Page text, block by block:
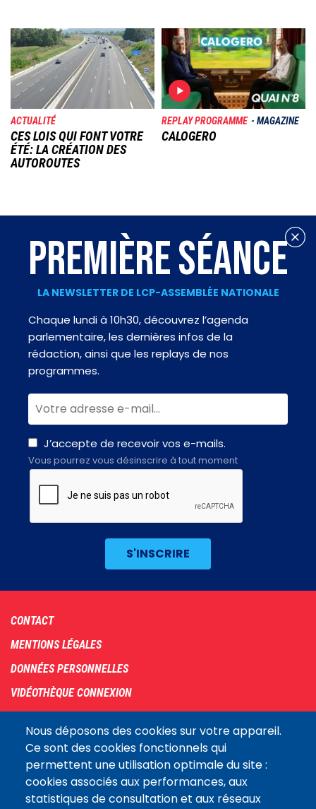
Image
ACTUALITÉ
CES LOIS QUI FONT VOTRE
ÉTÉ: LA CRÉATION DES
AUTOROUTES
Image
REPLAY PROGRAMME MAGAZINE
CALOGERO
Nous déposons des cookies sur votre appareil.
Ce sont des cookies fonctionnels qui
permettent une utilisation optimale du site :
cookies associés aux performances, aux
statistiques de consultation et aux réseaux
PREMIÈRE SÉANCE
LA NEWSLETTER DE LCP-ASSEMBLÉE NATIONALE
Chaque lundi à 10h30, découvrez l’agenda
parlementaire, les dernières infos de la
rédaction, ainsi que les replays de nos
programmes.
J’accepte de recevoir vos e-mails.
Vous pourrez vous désinscrire à tout moment
Footer
menu
CONTACT
MENTIONS LÉGALES
DONNÉES PERSONNELLES
VIDÉOTHÈQUE CONNEXION
COOKIES
Assemblée
nationaleLE SITE DE L’ASSEMBLÉE NATIONALE